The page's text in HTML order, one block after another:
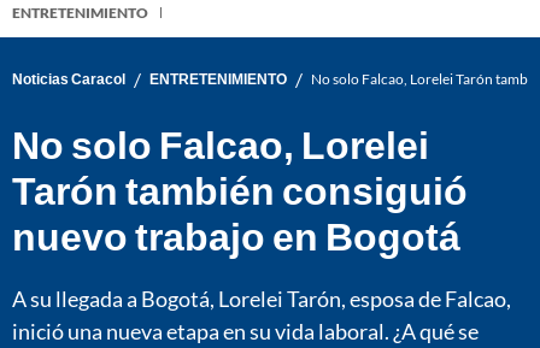
ENTRETENIMIENTO
Noticias Caracol / ENTRETENIMIENTO / No solo Falcao, Lorelei Tarón
No solo Falcao, Lorelei
Tarón también consiguió
nuevo trabajo en Bogotá
A su llegada a Bogotá, Lorelei Tarón, esposa de Falcao,
inició una nueva etapa en su vida laboral. ¿A qué se